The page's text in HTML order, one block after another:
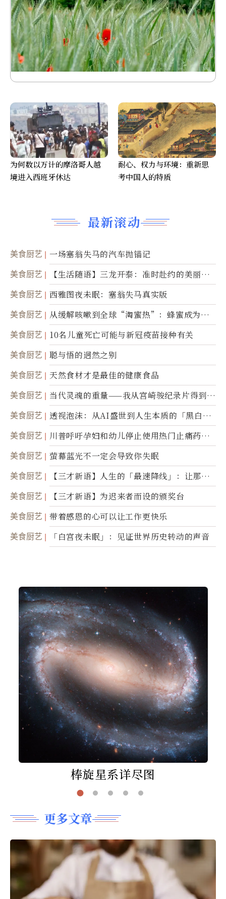
最新滚动
美食厨艺 一场塞翁失马的汽车抛锚记
美食厨艺
【生活随语】三龙开泰：准时赴约的美丽震
撼
美食厨艺 西雅图夜未眠：塞翁失马真实版
美食厨艺
从缓解咳嗽到全球“淘蜜热”：蜂蜜成为健
康产业前沿商品
美食厨艺 10名儿童死亡可能与新冠疫苗接种有关
美食厨艺 聪与悟的迥然之别
美食厨艺 天然食材才是最佳的健康食品
美食厨艺
当代灵魂的重量——我从宫崎骏纪录片得到的
省思
美食厨艺
透视泡沫：从AI盛世到人生本质的「黑白一
瞬」
美食厨艺
川普呼吁孕妇和幼儿停止使用热门止痛药泰
诺
美食厨艺 萤幕蓝光不一定会导致你失眠
美食厨艺
【三才新语】人生的「最速降线」：让那道
光，带你滑向自己
美食厨艺 【三才新语】为迟来者而设的颁奖台
美食厨艺 带着感恩的心可以让工作更快乐
美食厨艺 「白宫夜未眠」：见证世界历史转动的声音
为何数以万计的摩洛哥人越
境进入西班牙休达
耐心、权力与环境：重新思
考中国人的特质
棒旋星系详尽图
更多文章